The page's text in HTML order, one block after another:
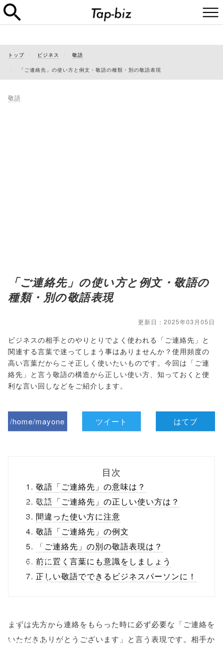
トップ ビジネス 敬語
「ご連絡先」の使い方と例文・敬語の種類・別の敬語表現
敬語
「ご連絡先」の使い方と例文・敬語の
種類・別の敬語表現
更新日：2025年03月05日
ビジネスの相手とのやりとりでよく使われる「ご連絡先」と
関連する言葉で迷ってしまう事はありませんか？使用頻度の
高い言葉だからこそ正しく使いたいものです。今回は「ご連
絡先」と言う敬語の構造から正しい使い方、知っておくと便
利な言い回しなどをご紹介します。
/home/mayone
ml/wp-
content/themes
/tapbiz_theme/
parts/sns-
buttons.php on
line10
onclick="windo
w.open(this.hre
ツイート はてブ
目次
敬語「ご連絡先」の意味は？
敬語「ご連絡先」の正しい使い方は？
間違った使い方に注意
敬語「ご連絡先」の例文
「ご連絡先」の別の敬語表現は？
前に置く言葉にも意識をしましょう
正しい敬語でできるビジネスパーソンに！
まずは先方から連絡をもらった時に必ず必要な「ご連絡を
いただきありがとうございます」と言う表現です。相手か